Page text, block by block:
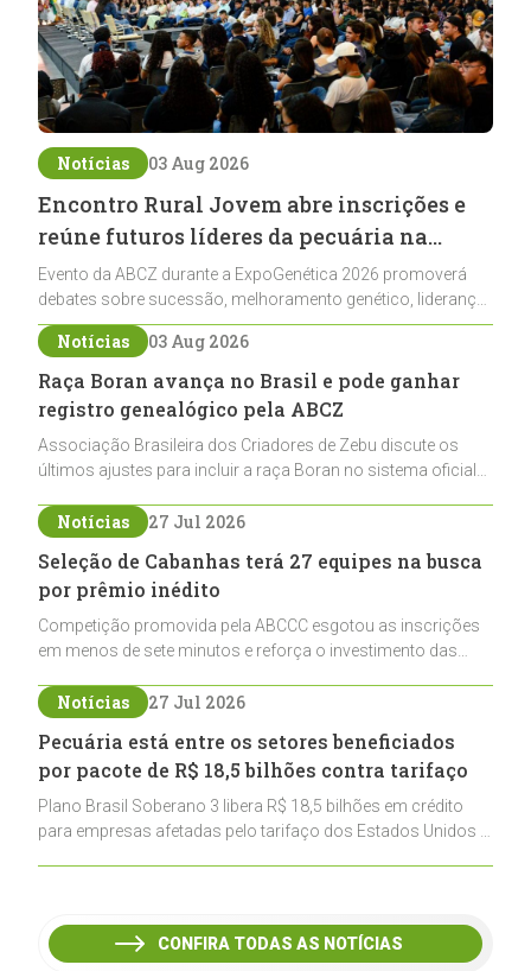
Notícias 03 Aug 2026
Encontro Rural Jovem abre inscrições e
reúne futuros líderes da pecuária na
ExpoGenética 2026
Evento da ABCZ durante a ExpoGenética 2026 promoverá
debates sobre sucessão, melhoramento genético, liderança
e networking para jovens ligados à pecuária
Notícias 03 Aug 2026
Raça Boran avança no Brasil e pode ganhar
registro genealógico pela ABCZ
Associação Brasileira dos Criadores de Zebu discute os
últimos ajustes para incluir a raça Boran no sistema oficial
pecuária nacional
Notícias 27 Jul 2026
Seleção de Cabanhas terá 27 equipes na busca
por prêmio inédito
Competição promovida pela ABCCC esgotou as inscrições
em menos de sete minutos e reforça o investimento das
ao laço
Notícias 27 Jul 2026
Pecuária está entre os setores beneficiados
por pacote de R$ 18,5 bilhões contra tarifaço
Plano Brasil Soberano 3 libera R$ 18,5 bilhões em crédito
para empresas afetadas pelo tarifaço dos Estados Unidos e
CONFIRA TODAS AS NOTÍCIAS